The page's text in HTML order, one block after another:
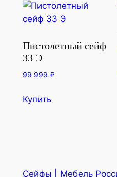
Пистолетный сейф
33 Э
99 999 ₽
Купить
Сейфы | Мебель